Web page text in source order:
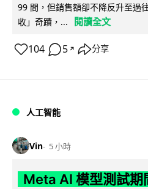
99 間，但銷售額卻不降反升至過
收」奇蹟，...
閱讀全文
104 5 ↗ 分享
人工智能
Vin 5 小時
Meta AI 模型測試期